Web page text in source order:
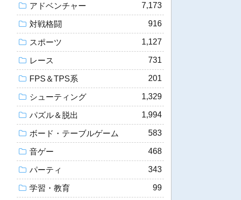
アドベンチャー 7,173
対戦格闘 916
スポーツ 1,127
レース 731
FPS＆TPS系 201
シューティング 1,329
パズル＆脱出 1,994
ボード・テーブルゲーム 583
音ゲー 468
パーティ 343
学習・教育 99